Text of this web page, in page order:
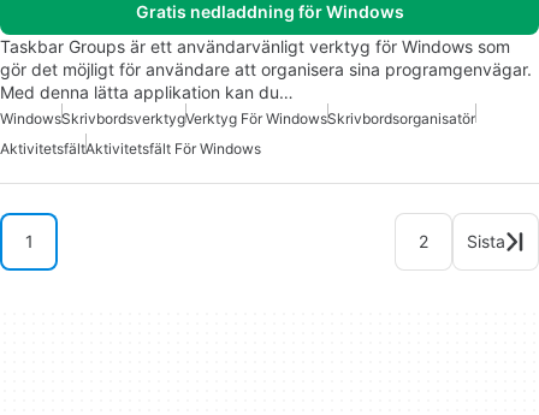
Gratis nedladdning för Windows
Taskbar Groups är ett användarvänligt verktyg för Windows som
gör det möjligt för användare att organisera sina programgenvägar.
Med denna lätta applikation kan du…
WindowsSkrivbordsverktygVerktyg För WindowsSkrivbordsorganisatör
AktivitetsfältAktivitetsfält För Windows
1 2 Sista